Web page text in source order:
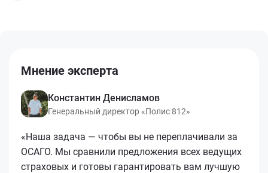
Мнение эксперта
Константин Денисламов
Генеральный директор «Полис 812»
«Наша задача — чтобы вы не переплачивали за
ОСАГО. Мы сравнили предложения всех ведущих
страховых и готовы гарантировать вам лучшую